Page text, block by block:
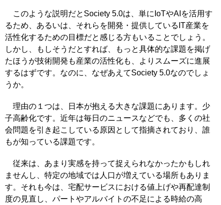
このような説明だとSociety 5.0は、単にIoTやAIを活用す
るため、あるいは、それらを開発・提供しているIT産業を
活性化するための目標だと感じる方もいることでしょう。
しかし、もしそうだとすれば、もっと具体的な課題を掲げ
たほうが技術開発も産業の活性化も、よりスムーズに進展
するはずです。なのに、なぜあえてSociety 5.0なのでしょ
うか。
理由の１つは、日本が抱える大きな課題にあります。少
子高齢化です。近年は毎日のニュースなどでも、多くの社
会問題を引き起こしている原因として指摘されており、誰
もが知っている課題です。
従来は、あまり実感を持って捉えられなかったかもしれ
ませんし、特定の地域では人口が増えている場所もありま
す。それも今は、宅配サービスにおける値上げや再配達制
度の見直し、パートやアルバイトの不足による時給の高